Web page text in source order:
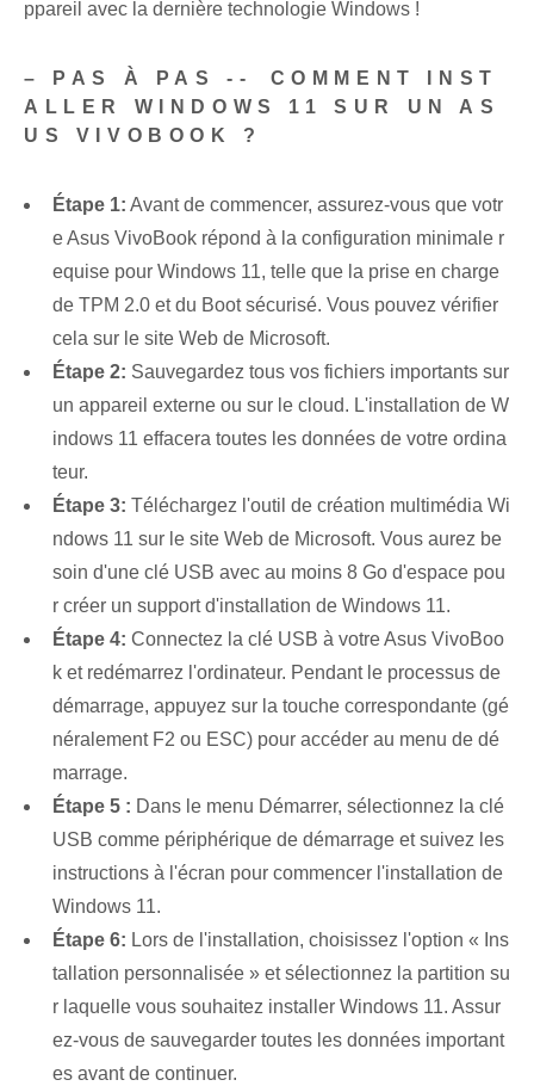
ppareil avec la dernière technologie Windows !
– PAS À PAS -- ⁤COMMENT INST
ALLER WINDOWS 11 SUR UN AS
US VIVOBOOK ?
Étape 1: Avant de commencer, assurez-vous que votr
e Asus VivoBook répond⁤ à la configuration minimale r
equise pour Windows 11, telle que la prise en charge
de TPM 2.0 et du ⁢Boot sécurisé. Vous pouvez vérifier
cela sur le site Web de Microsoft.
Étape 2: Sauvegardez tous vos fichiers importants sur
un appareil externe ou sur le cloud. L'installation de W
indows 11 effacera toutes les données de votre ordina
teur.
Étape 3: Téléchargez l'outil de création multimédia Wi
ndows 11 sur le site Web de Microsoft. Vous aurez be
soin d'une clé USB avec au moins 8 Go d'espace pou
r créer un support d'installation de Windows 11.
Étape 4: Connectez la clé USB à votre Asus VivoBoo
k et redémarrez l'ordinateur. Pendant le processus de
démarrage, appuyez sur la touche correspondante (gé
néralement F2 ou ESC) pour accéder au menu de dé
marrage.
Étape ⁢5 : Dans le menu Démarrer, sélectionnez la clé
USB comme périphérique de démarrage et suivez les
instructions à l'écran pour commencer l'installation de
Windows 11.
Étape 6: Lors de l'installation, choisissez l'option « Ins
tallation personnalisée » et sélectionnez la partition su
r laquelle vous souhaitez installer Windows 11. Assur
ez-vous de sauvegarder toutes les données important
es avant de continuer.